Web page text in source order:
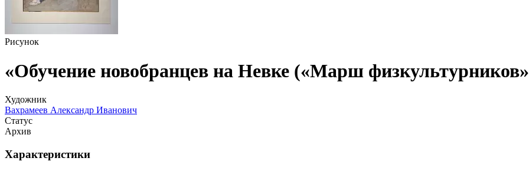
Рисунок
«Обучение новобранцев на Невке («Марш
Художник
Вахрамеев Александр Иванович
Статус
Архив
Характеристики